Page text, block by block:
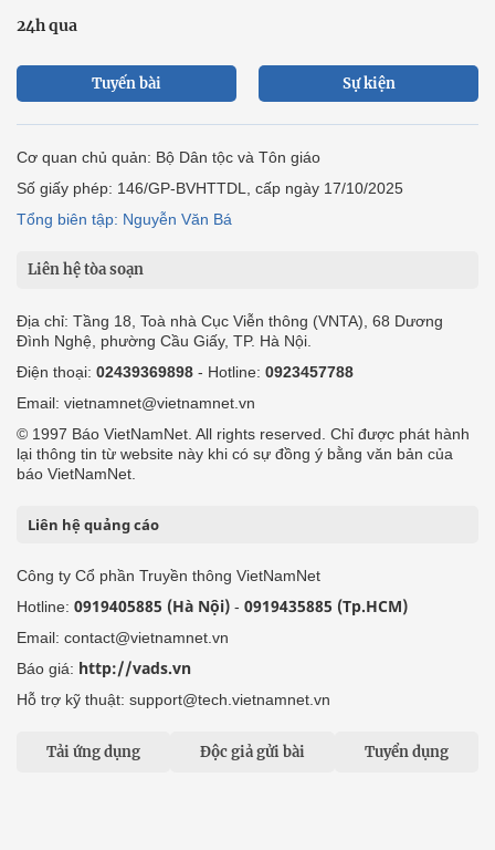
24h qua
Tuyến bài Sự kiện
Cơ quan chủ quản: Bộ Dân tộc và Tôn giáo
Số giấy phép: 146/GP-BVHTTDL, cấp ngày 17/10/2025
Tổng biên tập: Nguyễn Văn Bá
Liên hệ tòa soạn
Địa chỉ: Tầng 18, Toà nhà Cục Viễn thông (VNTA), 68 Dương
Đình Nghệ, phường Cầu Giấy, TP. Hà Nội.
Điện thoại: 02439369898 - Hotline: 0923457788
Email: vietnamnet@vietnamnet.vn
© 1997 Báo VietNamNet. All rights reserved. Chỉ được phát hành
lại thông tin từ website này khi có sự đồng ý bằng văn bản của
báo VietNamNet.
Liên hệ quảng cáo
Công ty Cổ phần Truyền thông VietNamNet
Hotline: 0919405885 (Hà Nội) - 0919435885 (Tp.HCM)
Email: contact@vietnamnet.vn
Báo giá: http://vads.vn
Hỗ trợ kỹ thuật: support@tech.vietnamnet.vn
Tải ứng dụng Độc giả gửi bài Tuyển dụng